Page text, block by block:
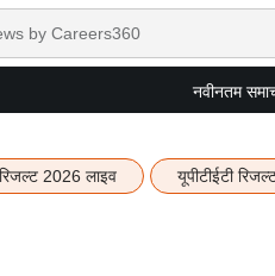
नवीनतम
2026 लाइव यूपीटीईटी